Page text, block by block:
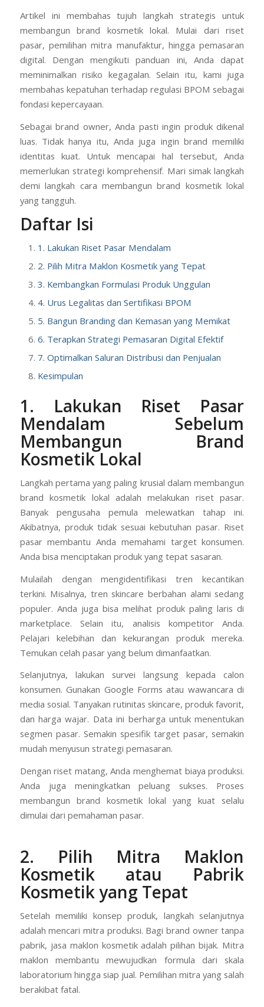
Artikel ini membahas tujuh langkah strategis untuk
membangun brand kosmetik lokal. Mulai dari riset
pasar, pemilihan mitra manufaktur, hingga pemasaran
digital. Dengan mengikuti panduan ini, Anda dapat
meminimalkan risiko kegagalan. Selain itu, kami juga
membahas kepatuhan terhadap regulasi BPOM sebagai
fondasi kepercayaan.
Sebagai brand owner, Anda pasti ingin produk dikenal
luas. Tidak hanya itu, Anda juga ingin brand memiliki
identitas kuat. Untuk mencapai hal tersebut, Anda
memerlukan strategi komprehensif. Mari simak langkah
demi langkah cara membangun brand kosmetik lokal
yang tangguh.
Daftar Isi
1. Lakukan Riset Pasar Mendalam
2. Pilih Mitra Maklon Kosmetik yang Tepat
3. Kembangkan Formulasi Produk Unggulan
4. Urus Legalitas dan Sertifikasi BPOM
5. Bangun Branding dan Kemasan yang Memikat
6. Terapkan Strategi Pemasaran Digital Efektif
7. Optimalkan Saluran Distribusi dan Penjualan
Kesimpulan
1. Lakukan Riset Pasar
Mendalam Sebelum
Membangun Brand
Kosmetik Lokal
Langkah pertama yang paling krusial dalam membangun
brand kosmetik lokal adalah melakukan riset pasar.
Banyak pengusaha pemula melewatkan tahap ini.
Akibatnya, produk tidak sesuai kebutuhan pasar. Riset
pasar membantu Anda memahami target konsumen.
Anda bisa menciptakan produk yang tepat sasaran.
Mulailah dengan mengidentifikasi tren kecantikan
terkini. Misalnya, tren skincare berbahan alami sedang
populer. Anda juga bisa melihat produk paling laris di
marketplace. Selain itu, analisis kompetitor Anda.
Pelajari kelebihan dan kekurangan produk mereka.
Temukan celah pasar yang belum dimanfaatkan.
Selanjutnya, lakukan survei langsung kepada calon
konsumen. Gunakan Google Forms atau wawancara di
media sosial. Tanyakan rutinitas skincare, produk favorit,
dan harga wajar. Data ini berharga untuk menentukan
segmen pasar. Semakin spesifik target pasar, semakin
mudah menyusun strategi pemasaran.
Dengan riset matang, Anda menghemat biaya produksi.
Anda juga meningkatkan peluang sukses. Proses
membangun brand kosmetik lokal yang kuat selalu
dimulai dari pemahaman pasar.
2. Pilih Mitra Maklon
Kosmetik atau Pabrik
Kosmetik yang Tepat
Setelah memiliki konsep produk, langkah selanjutnya
adalah mencari mitra produksi. Bagi brand owner tanpa
pabrik, jasa maklon kosmetik adalah pilihan bijak. Mitra
maklon membantu mewujudkan formula dari skala
laboratorium hingga siap jual. Pemilihan mitra yang salah
berakibat fatal.